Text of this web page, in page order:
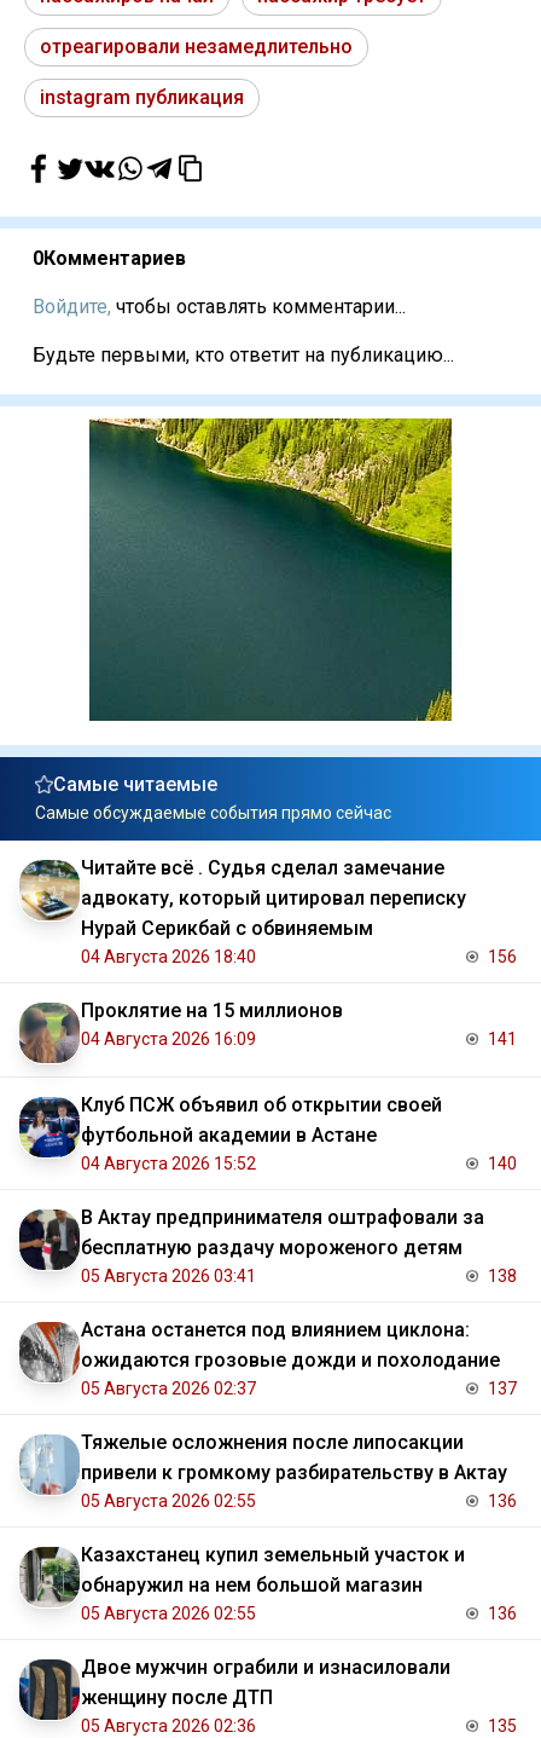
отреагировали незамедлительно
instagram публикация
0Комментариев
Войдите, чтобы оставлять комментарии...
Будьте первыми, кто ответит на публикацию...
Самые читаемые
Самые обсуждаемые события прямо сейчас
Читайте всё . Судья сделал замечание
адвокату, который цитировал переписку
Нурай Серикбай с обвиняемым
04 Августа 2026 18:40 156
Проклятие на 15 миллионов
04 Августа 2026 16:09 141
Клуб ПСЖ объявил об открытии своей
футбольной академии в Астане
04 Августа 2026 15:52 140
В Актау предпринимателя оштрафовали за
бесплатную раздачу мороженого детям
05 Августа 2026 03:41 138
Астана останется под влиянием циклона:
ожидаются грозовые дожди и похолодание
05 Августа 2026 02:37 137
Тяжелые осложнения после липосакции
привели к громкому разбирательству в Актау
05 Августа 2026 02:55 136
Казахстанец купил земельный участок и
обнаружил на нем большой магазин
05 Августа 2026 02:55 136
Двое мужчин ограбили и изнасиловали
женщину после ДТП
05 Августа 2026 02:36 135